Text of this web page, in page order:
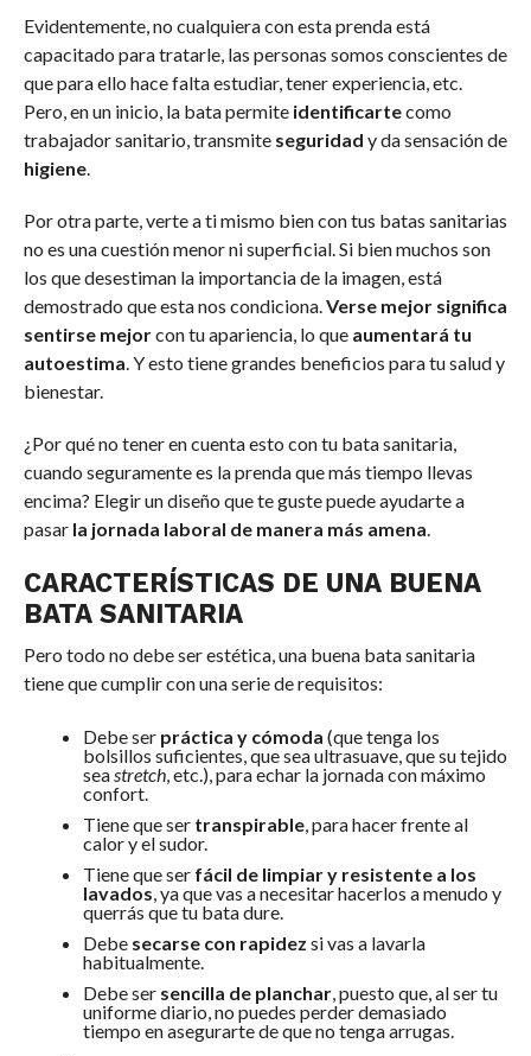
Evidentemente, no cualquiera con esta prenda está
capacitado para tratarle, las personas somos conscientes de
que para ello hace falta estudiar, tener experiencia, etc.
Pero, en un inicio, la bata permite identificartecomo
trabajador sanitario, transmite seguridad y da sensación de
higiene.
Por otra parte, verte a ti mismo bien con tus batas sanitarias
no es una cuestión menor ni superficial. Si bien muchos son
los que desestiman la importancia de la imagen, está
demostrado que esta nos condiciona. Verse mejor significa
sentirse mejorcon tu apariencia, lo que aumentará tu
autoestima . Y esto tiene grandes beneficios para tu salud y
bienestar.
¿Por qué no tener en cuenta esto con tu bata sanitaria,
cuando seguramente es la prenda que más tiempo llevas
encima? Elegir un diseño que te guste puede ayudarte a
pasar la jornada laboral de manera más amena
CARACTERÍSTICAS DE UNA BUENA
BATA SANITARIA
Pero todo no debe ser estética, una buena bata sanitaria
tiene que cumplir con una serie de requisitos:
Debe ser práctica y cómoda (que tenga los
bolsillos suficientes, que sea ultrasuave, que su tejido
sea stretch, etc.), para echar la jornada con máximo
confort.
Tiene que ser transpirable, para hacer frente al
calor y el sudor.
Tiene que ser fácil de limpiar y resistente a los
lavados , ya que vas a necesitar hacerlos a menudo y
querrás que tu bata dure.
Debe secarse con rapidez si vas a lavarla
habitualmente.
Debe ser sencilla de planchar, puesto que, al ser tu
uniforme diario, no puedes perder demasiado
tiempo en asegurarte de que no tenga arrugas.